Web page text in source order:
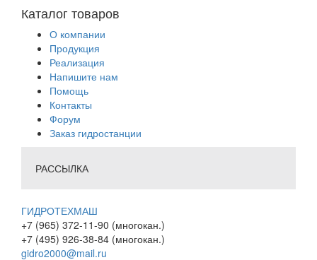
Каталог товаров
О компании
Продукция
Реализация
Напишите нам
Помощь
Контакты
Форум
Заказ гидростанции
РАССЫЛКА
ГИДРОТЕХМАШ
+7 (965) 372-11-90 (многокан.)
+7 (495) 926-38-84 (многокан.)
gidro2000@mail.ru